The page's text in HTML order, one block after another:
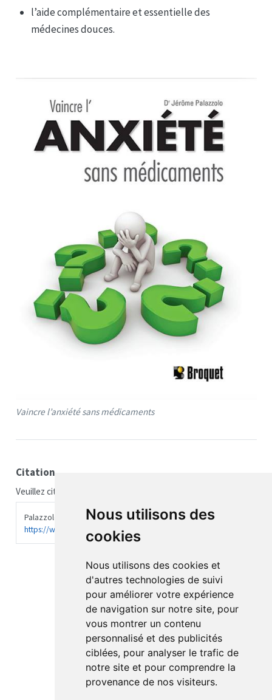
Nous utilisons des
cookies
Nous utilisons des cookies et
d'autres technologies de suivi
pour améliorer votre expérience
de navigation sur notre site, pour
vous montrer un contenu
personnalisé et des publicités
ciblées, pour analyser le trafic de
notre site et pour comprendre la
provenance de nos visiteurs.
l’aide complémentaire et essentielle des
médecines douces.
Vaincre l’anxiété sans médicaments
Citation
Veuillez citer ce travail comme suit :
Palazzolo, Jérôme. 2017.Site du Dr Jérôme Palazzolo.
https://www.docteurjeromepalazzolo.fr